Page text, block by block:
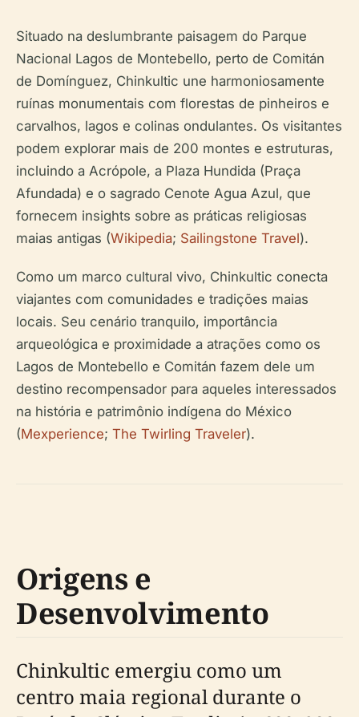
Situado na deslumbrante paisagem do Parque
Nacional Lagos de Montebello, perto de Comitán
de Domínguez, Chinkultic une harmoniosamente
ruínas monumentais com florestas de pinheiros e
carvalhos, lagos e colinas ondulantes. Os visitantes
podem explorar mais de 200 montes e estruturas,
incluindo a Acrópole, a Plaza Hundida (Praça
Afundada) e o sagrado Cenote Agua Azul, que
fornecem insights sobre as práticas religiosas
maias antigas (Wikipedia; Sailingstone Travel).
Como um marco cultural vivo, Chinkultic conecta
viajantes com comunidades e tradições maias
locais. Seu cenário tranquilo, importância
arqueológica e proximidade a atrações como os
Lagos de Montebello e Comitán fazem dele um
destino recompensador para aqueles interessados
na história e patrimônio indígena do México
(Mexperience; The Twirling Traveler).
Origens e
Desenvolvimento
Chinkultic emergiu como um
centro maia regional durante o